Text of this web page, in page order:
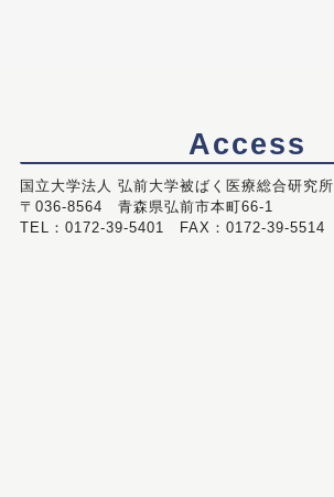
Access
国立大学法人 弘前大学被ばく医療総合研究所
〒036-8564 青森県弘前市本町66-1
TEL：0172-39-5401 FAX：0172-39-5514